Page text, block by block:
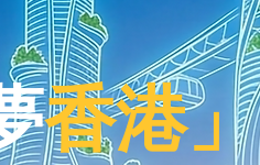
香港」